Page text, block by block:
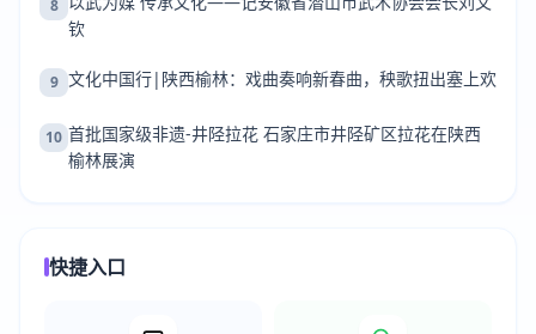
8
钦
9 文化中国行|陕西榆林：戏曲奏响新春曲，秧歌扭出塞上欢
10 首批国家级非遗-井陉拉花 石家庄市井陉矿区拉花在陕西
榆林展演
快捷入口